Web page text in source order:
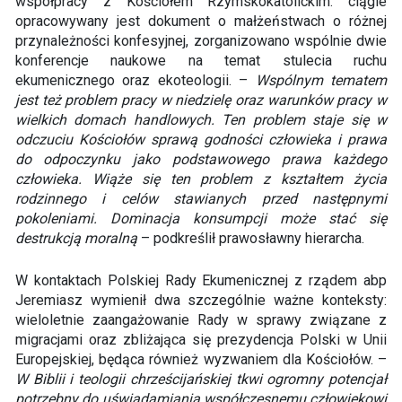
opracowywany jest dokument o małżeństwach o różnej
przynależności konfesyjnej, zorganizowano wspólnie dwie
konferencje naukowe na temat stulecia ruchu
ekumenicznego oraz ekoteologii. –
Wspólnym tematem
jest też problem pracy w niedzielę oraz warunków pracy w
wielkich domach handlowych. Ten problem staje się w
odczuciu Kościołów sprawą godności człowieka i prawa
do odpoczynku jako podstawowego prawa każdego
człowieka. Wiąże się ten problem z kształtem życia
rodzinnego i celów stawianych przed następnymi
pokoleniami. Dominacja konsumpcji może stać się
destrukcją moralną– podkreślił prawosławny hierarcha.
W kontaktach Polskiej Rady Ekumenicznej z rządem abp
Jeremiasz wymienił dwa szczególnie ważne konteksty:
wieloletnie zaangażowanie Rady w sprawy związane z
migracjami oraz zbliżająca się prezydencja Polski w Unii
Europejskiej, będąca również wyzwaniem dla Kościołów. –
W Biblii i teologii chrześcijańskiej tkwi ogromny potencjał